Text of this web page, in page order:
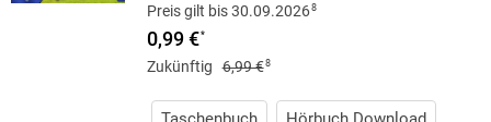
Preis gilt bis 30.09.20268
0,99 €*
Zukünftig 6,99 €8